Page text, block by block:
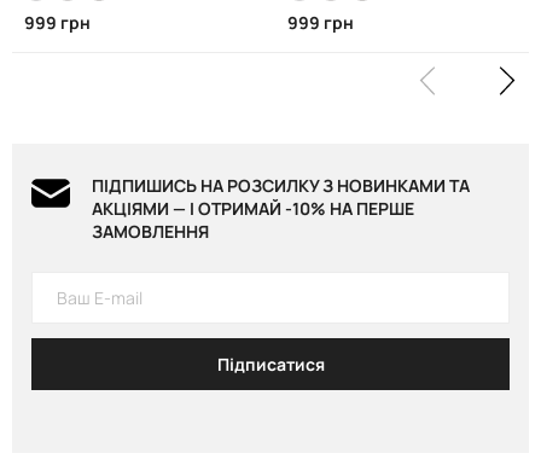
999 грн 999 грн
ПІДПИШИСЬ НА РОЗСИЛКУ З НОВИНКАМИ ТА
АКЦІЯМИ — І ОТРИМАЙ -10% НА ПЕРШЕ
ЗАМОВЛЕННЯ
Підписатися